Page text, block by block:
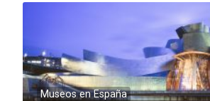
Museos en España